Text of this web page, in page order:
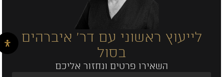
לייעוץ ראשוני עם דר' איברהים
בסול
השאירו פרטים ונחזור אליכם